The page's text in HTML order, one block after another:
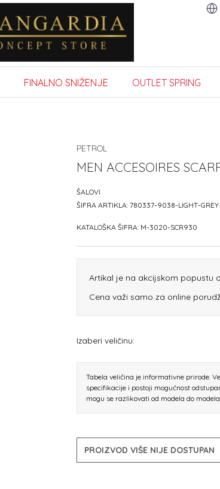
FINALNO SNIŽENJE OUTLET SPRING
PETROL
MEN ACCESOIRES
ŠALOVI
ŠIFRA ARTIKLA: 780337-9038-LIGHT-
KATALOŠKA ŠIFRA: M-3020-SCR930
Artikal je na akcijskom popustu
Cena važi samo za online
Izaberi veličinu:
Tabela veličina je informativne prirode.
specifikacije i postoji mogućnost
mogu se razlikovati od modela do
PROIZVOD VIŠE NIJE DOSTUPAN